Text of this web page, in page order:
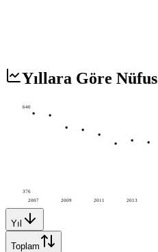
Yıllara Göre Nüfus
2007 2009 2011 2013
640
376
Yıl
Toplam